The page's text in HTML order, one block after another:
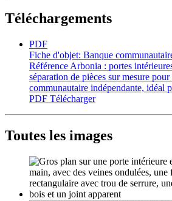
Téléchargements
PDF
Fiche d'objet: Banque
Référence Arbonia : portes
séparation de pièces sur mesure
communautaire indépendante, idéal
PDF Télécharger
Toutes les images